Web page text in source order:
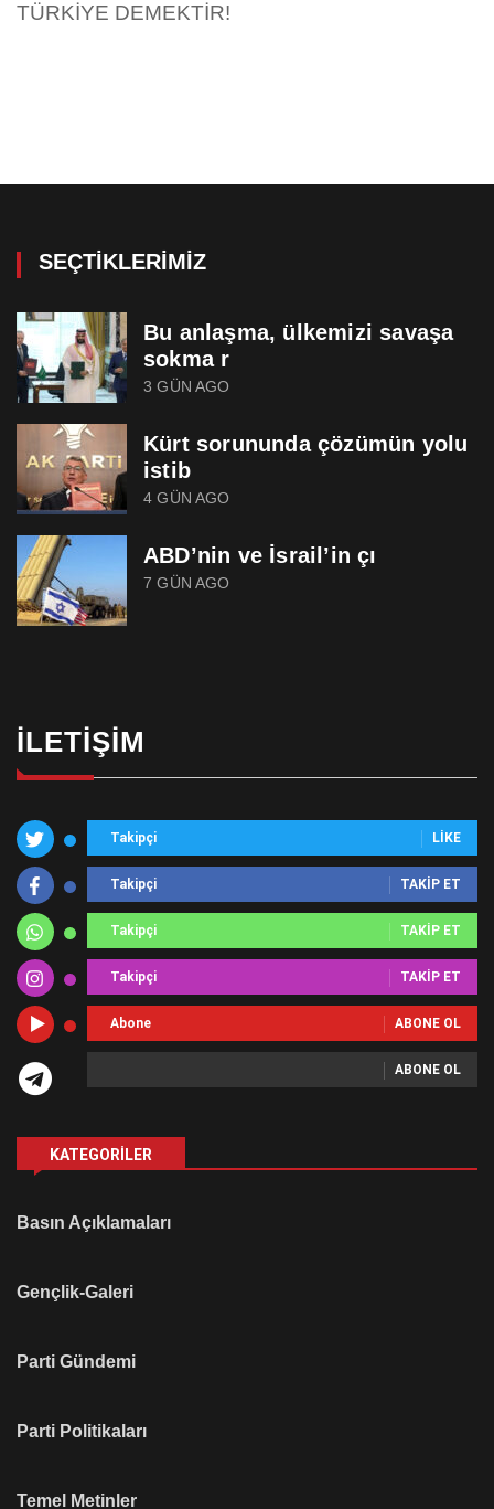
TÜRKİYE DEMEKTİR!
SEÇTIKLERIMIZ
Bu anlaşma, ülkemizi savaşa
sokma r
3 GÜN AGO
Kürt sorununda çözümün yolu
istib
4 GÜN AGO
ABD’nin ve İsrail’in çı
7 GÜN AGO
İLETIŞIM
Takipçi LIKE
Takipçi TAKIP ET
Takipçi TAKIP ET
Takipçi TAKIP ET
Abone ABONE OL
ABONE OL
KATEGORILER
Basın Açıklamaları
Gençlik-Galeri
Parti Gündemi
Parti Politikaları
Temel Metinler